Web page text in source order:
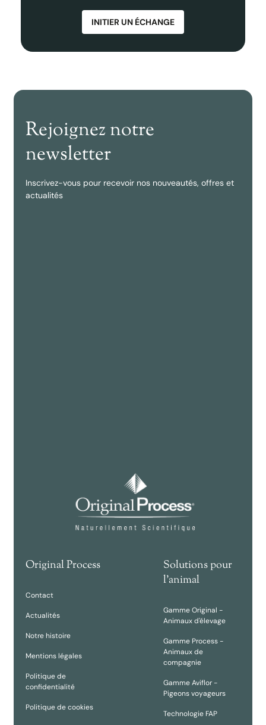
INITIER UN ÉCHANGE
Rejoignez notre
newsletter
Inscrivez-vous pour recevoir nos nouveautés, offres et
actualités
Original Process
Contact
Actualités
Notre histoire
Mentions légales
Politique de
confidentialité
Politique de cookies
Solutions pour
l'animal
Gamme Original -
Animaux d'élevage
Gamme Process -
Animaux de
compagnie
Gamme Aviflor -
Pigeons voyageurs
Technologie FAP